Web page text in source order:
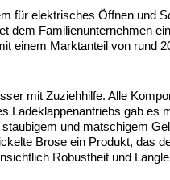
für elektrisches Öffnen und
dem Familienunternehmen ein
einem Marktanteil von rund
mit Zuziehhilfe. Alle
Ladeklappenantriebs gab es
und matschigem
Brose ein Produkt, das
Robustheit und